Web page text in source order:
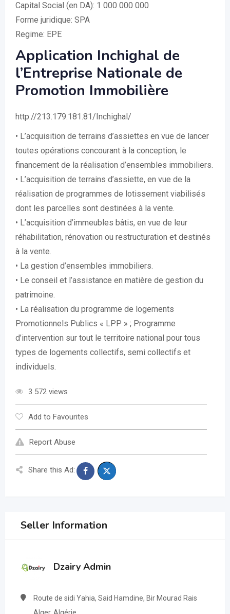
Capital Social (en DA): 1 000 000 000
Forme juridique: SPA
Regime: EPE
Application Inchighal de
l’Entreprise Nationale de
Promotion Immobilière
http://213.179.181.81/Inchighal/
• L’acquisition de terrains d’assiettes en vue de lancer
toutes opérations concourant à la conception, le
financement de la réalisation d’ensembles immobiliers.
• L’acquisition de terrains d’assiette, en vue de la
réalisation de programmes de lotissement viabilisés
dont les parcelles sont destinées à la vente.
• L’acquisition d’immeubles bâtis, en vue de leur
réhabilitation, rénovation ou restructuration et destinés
à la vente.
• La gestion d’ensembles immobiliers.
• Le conseil et l’assistance en matière de gestion du
patrimoine.
• La réalisation du programme de logements
Promotionnels Publics « LPP » ; Programme
d’intervention sur tout le territoire national pour tous
types de logements collectifs, semi collectifs et
individuels.
3 572 views
Add to Favourites
Report Abuse
Share this Ad:
Seller Information
Dzairy Admin
Route de sidi Yahia, Said Hamdine, Bir Mourad Rais